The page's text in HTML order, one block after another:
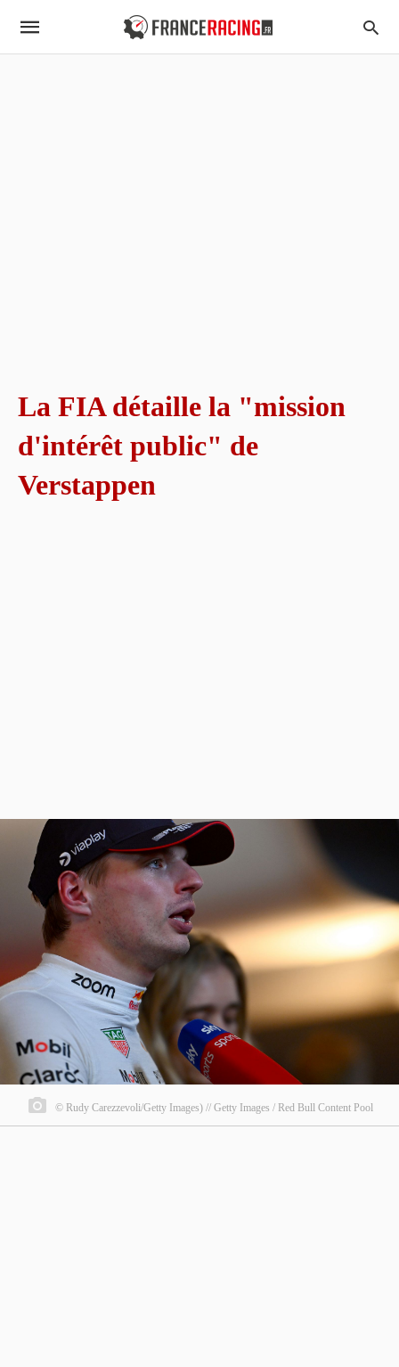
La FIA détaille la "mission
d'intérêt public" de
Verstappen
© Rudy Carezzevoli/Getty Images) // Getty Images / Red Bull Content Pool